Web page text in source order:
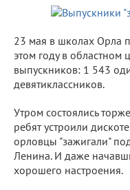
23 мая в школах Орла
этом году в областном
выпускников: 1 543
девятиклассников.
Утром состоялись
ребят устроили
орловцы "зажигали"
Ленина. И даже
хорошего настроения.